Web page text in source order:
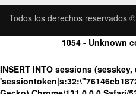
Todos los derechos reservados
1054 - Unknown
INSERT INTO sessions